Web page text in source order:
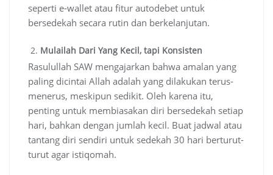
seperti e-wallet atau fitur autodebet untuk
bersedekah secara rutin dan berkelanjutan.
Mulailah Dari Yang Kecil, tapi Konsisten
Rasulullah SAW mengajarkan bahwa amalan yang
paling dicintai Allah adalah yang dilakukan terus-
menerus, meskipun sedikit. Oleh karena itu,
penting untuk membiasakan diri bersedekah setiap
hari, bahkan dengan jumlah kecil. Buat jadwal atau
tantang diri sendiri untuk sedekah 30 hari berturut-
turut agar istiqomah.